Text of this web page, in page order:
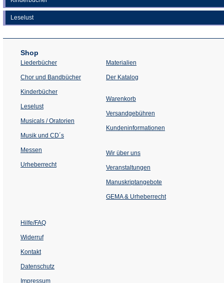
Leselust
Shop
Liederbücher
Chor und Bandbücher
Kinderbücher
Leselust
Musicals / Oratorien
Musik und CD´s
Messen
Urheberrecht
Materialien
Der Katalog
Warenkorb
Versandgebühren
Kundeninformationen
Wir über uns
Veranstaltungen
einem
Tab)
Manuskriptangebote
GEMA & Urheberrecht
Hilfe/FAQ
Widerruf
Kontakt
Datenschutz
Impressum